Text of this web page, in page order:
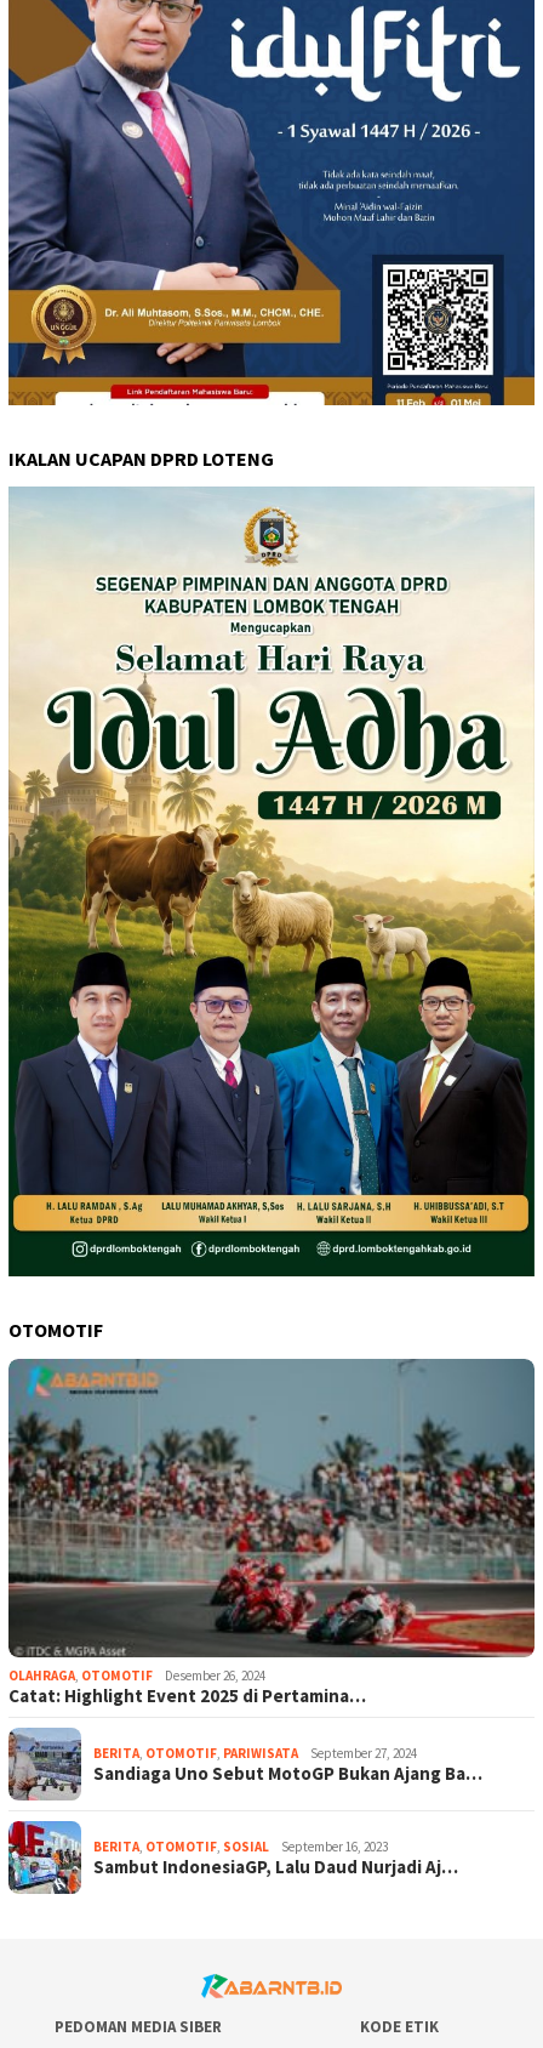
IKALAN UCAPAN DPRD LOTENG
OTOMOTIF
OLAHRAGA OTOMOTIF Desember 26, 2024
Catat: Highlight Event 2025 di Pertamina…
BERITA OTOMOTIF PARIWISATA September 27, 2024
Sandiaga Uno Sebut MotoGP Bukan Ajang Ba…
BERITA OTOMOTIF SOSIAL September 16, 2023
Sambut IndonesiaGP, Lalu Daud Nurjadi Aj…
PEDOMAN MEDIA SIBER KODE ETIK